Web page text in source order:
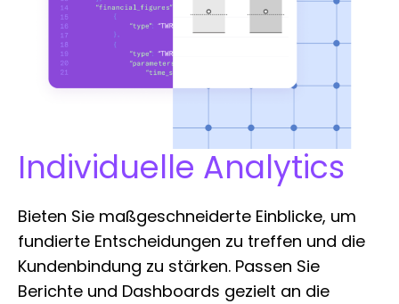
Individuelle Analytics
Bieten Sie maßgeschneiderte Einblicke, um
fundierte Entscheidungen zu treffen und die
Kundenbindung zu stärken. Passen Sie
Berichte und Dashboards gezielt an die